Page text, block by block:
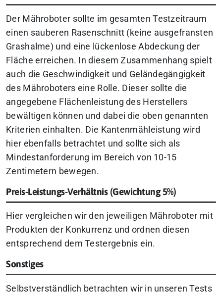
Der Mähroboter sollte im gesamten Testzeitraum
einen sauberen Rasenschnitt (keine ausgefransten
Grashalme) und eine lückenlose Abdeckung der
Fläche erreichen. In diesem Zusammenhang spielt
auch die Geschwindigkeit und Geländegängigkeit
des Mähroboters eine Rolle. Dieser sollte die
angegebene Flächenleistung des Herstellers
bewältigen können und dabei die oben genannten
Kriterien einhalten. Die Kantenmähleistung wird
hier ebenfalls betrachtet und sollte sich als
Mindestanforderung im Bereich von 10-15
Zentimetern bewegen.
Preis-Leistungs-Verhältnis (Gewichtung 5%)
Hier vergleichen wir den jeweiligen Mähroboter mit
Produkten der Konkurrenz und ordnen diesen
entsprechend dem Testergebnis ein.
Sonstiges
Selbstverständlich betrachten wir in unseren Tests